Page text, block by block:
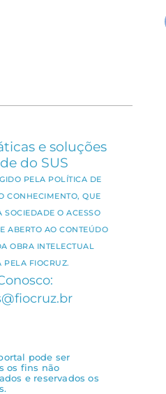
e soluções
do SUS
PELA POLÍTICA DE
CONHECIMENTO, QUE
SOCIEDADE O ACESSO
ABERTO AO CONTEÚDO
OBRA INTELECTUAL
PELA FIOCRUZ.
pode ser
os fins não
e reservados os